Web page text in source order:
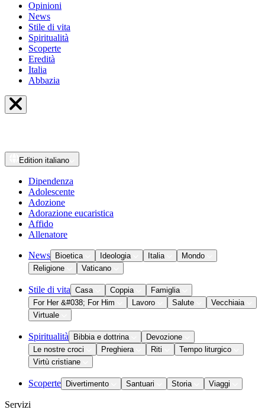
Opinioni
News
Stile di vita
Spiritualità
Scoperte
Eredità
Italia
Abbazia
Edition italiano
Dipendenza
Adolescente
Adozione
Adorazione eucaristica
Affido
Allenatore
News Bioetica Ideologia Italia
Mondo
Religione
Vaticano
Stile di vita Casa Coppia
Famiglia
For Her &#038; For Him
Lavoro Salute
Vecchiaia
Virtuale
Spiritualità Bibbia e dottrina
Devozione
Le nostre croci
Preghiera Riti
Tempo liturgico
Virtù cristiane
Scoperte Divertimento Santuari Storia Viaggi
Servizi